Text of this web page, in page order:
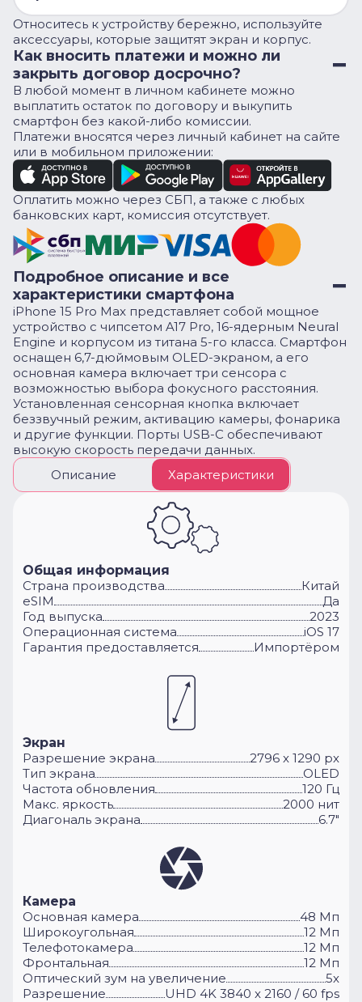
Относитесь к устройству бережно, используйте
аксессуары, которые защитят экран и корпус.
Как вносить платежи и можно ли
закрыть договор досрочно?
В любой момент в личном кабинете можно
выплатить остаток по договору и выкупить
смартфон без какой-либо комиссии.
Платежи вносятся через личный кабинет на сайте
или в мобильном приложении:
Оплатить можно через СБП, а также с любых
банковских карт, комиссия отсутствует.
Подробное описание и все
характеристики смартфона
iPhone 15 Pro Max представляет собой мощное
устройство с чипсетом A17 Pro, 16-ядерным Neural
Engine и корпусом из титана 5-го класса. Смартфон
оснащен 6,7-дюймовым OLED-экраном, а его
основная камера включает три сенсора с
возможностью выбора фокусного расстояния.
Установленная сенсорная кнопка включает
беззвучный режим, активацию камеры, фонарика
и другие функции. Порты USB-C обеспечивают
высокую скорость передачи данных.
Описание
Характеристики
Общая информация
Cтрана производства
Китай
eSIM
Да
Год выпуска
2023
Операционная система
iOS 17
Гарантия предоставляется
Импортёром
Экран
Разрешение экрана
2796 x 1290 px
Тип экрана
OLED
Частота обновления
120 Гц
Макс. яркость
2000 нит
Диагональ экрана
6.7"
Камера
Основная камера
48 Мп
Широкоугольная
12 Мп
Телефотокамера
12 Мп
Фронтальная
12 Мп
Оптический зум на увеличение
5x
Разрешение
UHD 4K 3840 x 2160 / 60 fps